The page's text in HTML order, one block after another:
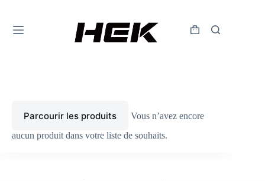
Parcourir les produits
Vous n’avez encore
aucun produit dans votre liste de souhaits.